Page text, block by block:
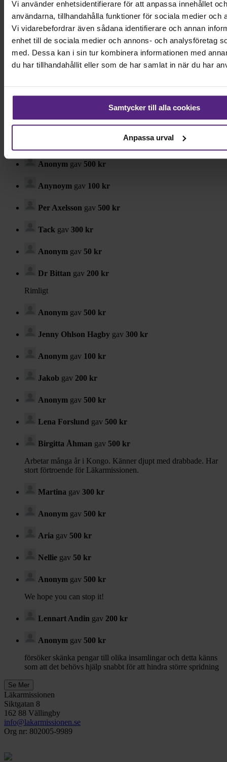
Vi använder enhetsidentifierare för att anpassa innehållet
användarna, tillhandahålla funktioner för sociala medier och
Vi vidarebefordrar även sådana identifierare och annan
enhet till de sociala medier och annons- och analysföretag
med. Dessa kan i sin tur kombinera informationen med
du har tillhandahållit eller som de har samlat in när du har
Samtycker till alla cookies
Anpassa urval
Mål:650 000 kr
23Dagar kvar
Senaste aktivitet
Anna Axelssongav100 kr
Kalle Ankagav300 kr
Anonym gav 500 kr
Anynoym gav 100 kr
Per Axelsson gav 500 kr
Tack gav 300 kr
Anonym gav 50 kr
Dr Bittan gav 200 kr
Rimligt
Anonym gav 500 kr
Jenny Ohlson Hagby gav 300 kr
Anonym gav 100 kr
Jakob gav 200 kr
Anonym gav 500 kr
Lena Forslund gav 500 kr
Birgitta Åhman gav 500 kr
Arbetar många år i Kongo. Känner djupt med drabbade. Har
stort förtroende för Läkarmissionen.
Martina gav 300 kr
Anonym gav 500 kr
Aria gav 500 kr
Nellie gav 50 kr
Anonym gav 500 kr
We hope you can stop it!
Lennart Andin gav 200 kr
Anonym gav 500 kr
försöker skänka pengar till olika insamlingar och detta känns
som att det behövs hjälp snabbt för att hindra större spridning
Läkarmissionen
Siktgatan 8
162 88 Vällingby
info@lakarmissionen.se
Org nr: 802005-9989